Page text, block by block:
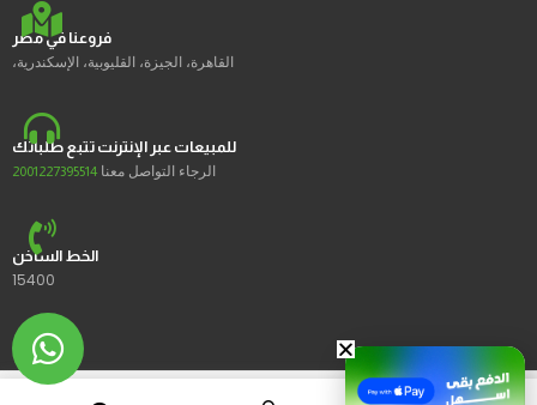
فروعنا في مصر
القاهرة، الجيزة، القليوبية، الإسكندرية،
للمبيعات عبر الإنترنت تتبع طلباتك
الرجاء التواصل معنا 2001227395514
الخط الساخن
15400